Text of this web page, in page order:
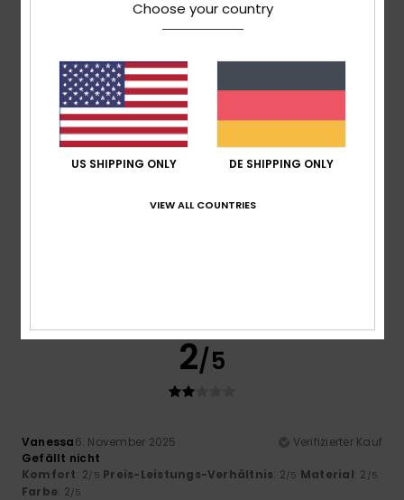
Client anonyme vérifié24. Januar 2026
Ästhetisch und warm! Ich liebe es.
Komfort: 5/5 Preis-Leistungs-Verhältnis: 5/5 Größe: Zu
Material: 5/5 Farbe: 5/5
Ich empfehle dieses Produkt
5 /5
2/5
Vanessa6. November 2025
Verifizierter Kauf
Gefällt nicht
Komfort: 2/5 Preis-Leistungs-Verhältnis: 2/5 Material: 2 /5
Farbe: 2/5
Choose your country
US SHIPPING ONLY DE SHIPPING ONLY
VIEW ALL COUNTRIES